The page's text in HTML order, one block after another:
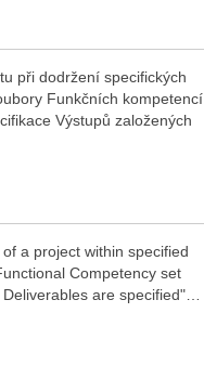
při dodržení specifických
Funkčních kompetencí
Výstupů založených
a project within specified
Competency set
are specified"…